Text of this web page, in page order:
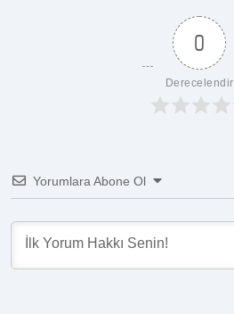
0
Derecelendir
Yorumlara Abone Ol